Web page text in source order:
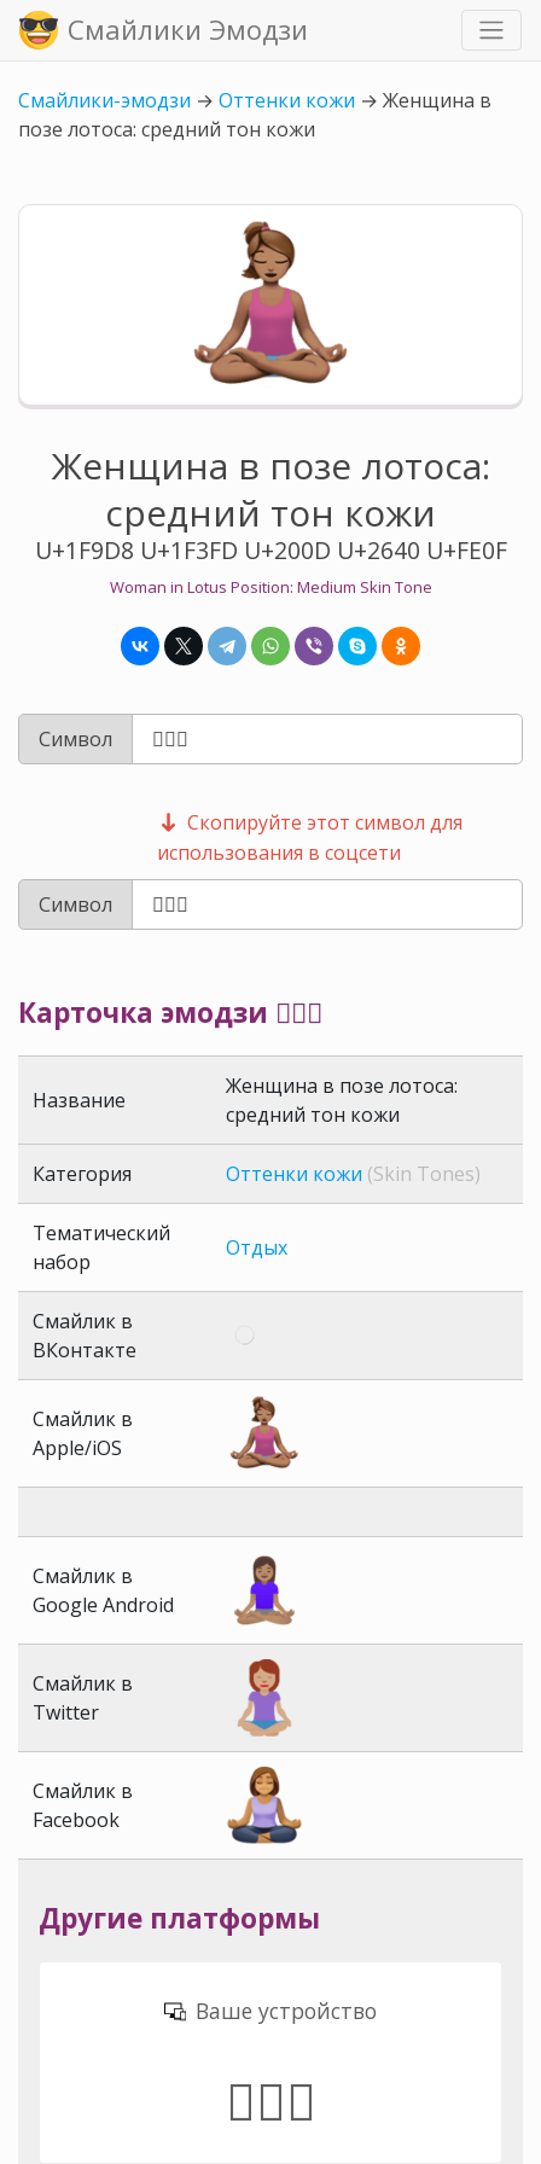
Смайлики Эмодзи
Смайлики-эмодзи → Оттенки кожи → Женщина в
позе лотоса: средний тон кожи
Женщина в позе лотоса:
средний тон кожи
U+1F9D8 U+1F3FD U+200D U+2640 U+FE0F
Woman in Lotus Position: Medium Skin Tone
Символ
Скопируйте этот символ для
использования в соцсети
Символ
Карточка эмодзи 🧘🏽‍♀️
Название
Женщина в позе лотоса:
средний тон кожи
Категория Оттенки кожи (Skin Tones)
Тематический
набор
Отдых
Смайлик в
ВКонтакте
Смайлик в
Apple/iOS
Смайлик в
Google Android
Смайлик в
Twitter
Смайлик в
Facebook
Другие платформы
Ваше устройство
🧘🏽‍♀️